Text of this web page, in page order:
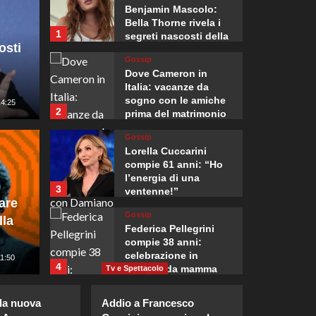
le forze
Yemen, almeno
1
Benjamin Mascolo:
Bella Thorne rivela i
segreti nascosti della
2
Gossip
Dove Cameron in
Italia: vacanze da
sogno con le amiche
prima del matrimonio
3
Gossip
Lorella Cuccarini
compie 61 anni: “Ho
l’energia di una
ventenne!”
4
Gossip
Federica Pellegrini
compie 38 anni:
celebrazione in
famiglia da mamma
Lorenzo Riccardi nel
nuova
Tv e Spettacolo
Addio a Francesco